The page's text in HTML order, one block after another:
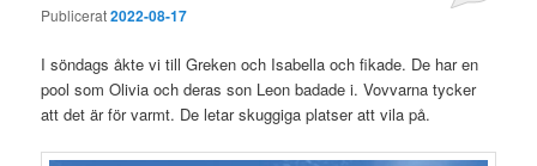
Publicerat2022-08-17
I söndags åkte vi till Greken och Isabella och fikade. De har en
pool som Olivia och deras son Leon badade i. Vovvarna tycker
att det är för varmt. De letar skuggiga platser att vila på.